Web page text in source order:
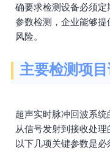
确要求检测设备必须
参数检测，企业能够
风险。
主要检测项
超声实时脉冲回波系
从信号发射到接收处理
以下几项关键参数是必